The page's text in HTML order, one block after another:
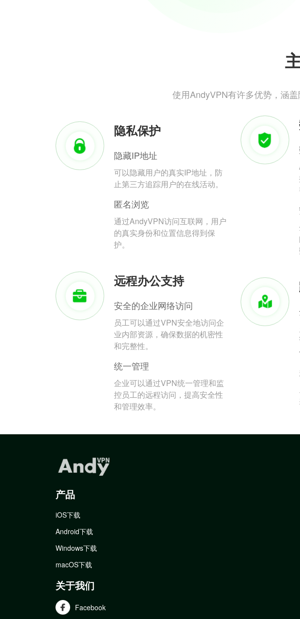
使用AndyVPN有许多优势，涵
隐私保护
隐藏IP地址
可以隐藏用户的真实IP地址，防
止第三方追踪用户的在线活动。
匿名浏览
通过AndyVPN访问互联网，用户
的真实身份和位置信息得到保
护。
远程办公支持
安全的企业网络访问
员工可以通过VPN安全地访问企
业内部资源，确保数据的机密性
和完整性。
统一管理
企业可以通过VPN统一管理和监
控员工的远程访问，提高安全性
和管理效率。
产品
iOS下载
Android下载
Windows下载
macOS下载
关于我们
Facebook